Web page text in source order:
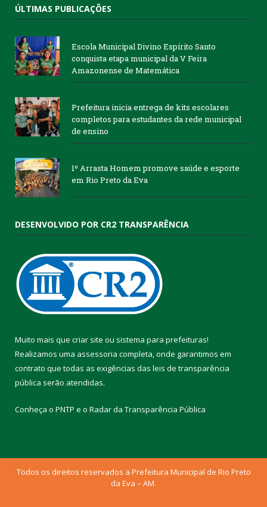
ÚLTIMAS PUBLICAÇÕES
Escola Municipal Divino Espírito Santo
conquista etapa municipal da V Feira
Amazonense de Matemática
Prefeitura inicia entrega de kits escolares
completos para estudantes da rede municipal
de ensino
1º Arrasta Homem promove saúde e esporte
em Rio Preto da Eva
DESENVOLVIDO POR CR2 TRANSPARÊNCIA
Muito mais que criar site ou sistema para prefeituras!
Realizamos uma assessoria completa, onde garantimos em
contrato que todas as exigências das leis de transparência
pública serão atendidas.
Conheça o PNTP e o Radar da Transparência Pública
Todos os direitos reservados a Prefeitura Municipal de Rio Preto
da Eva – AM.